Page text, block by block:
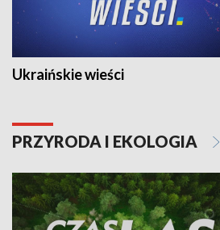
Ukraińskie wieści
PRZYRODA I EKOLOGIA